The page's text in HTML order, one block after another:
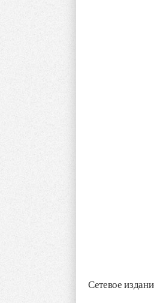
Сетевое